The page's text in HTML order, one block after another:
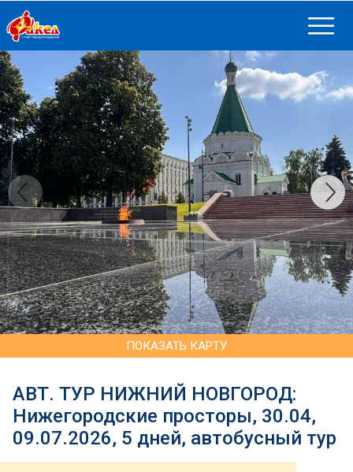
ПОКАЗАТЬ КАРТУ
АВТ. ТУР НИЖНИЙ НОВГОРОД:
Нижегородские просторы, 30.04,
09.07.2026, 5 дней, автобусный тур